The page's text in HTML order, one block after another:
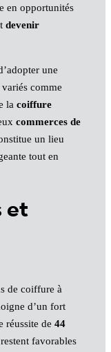
en opportunités
devenir
une
comme
la coiffure
commerces de
un lieu
tout en
et
de coiffure à
d’un fort
réussite de 44
favorables